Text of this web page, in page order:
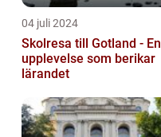
04 juli 2024
Skolresa till Gotland - En
upplevelse som berikar
lärandet